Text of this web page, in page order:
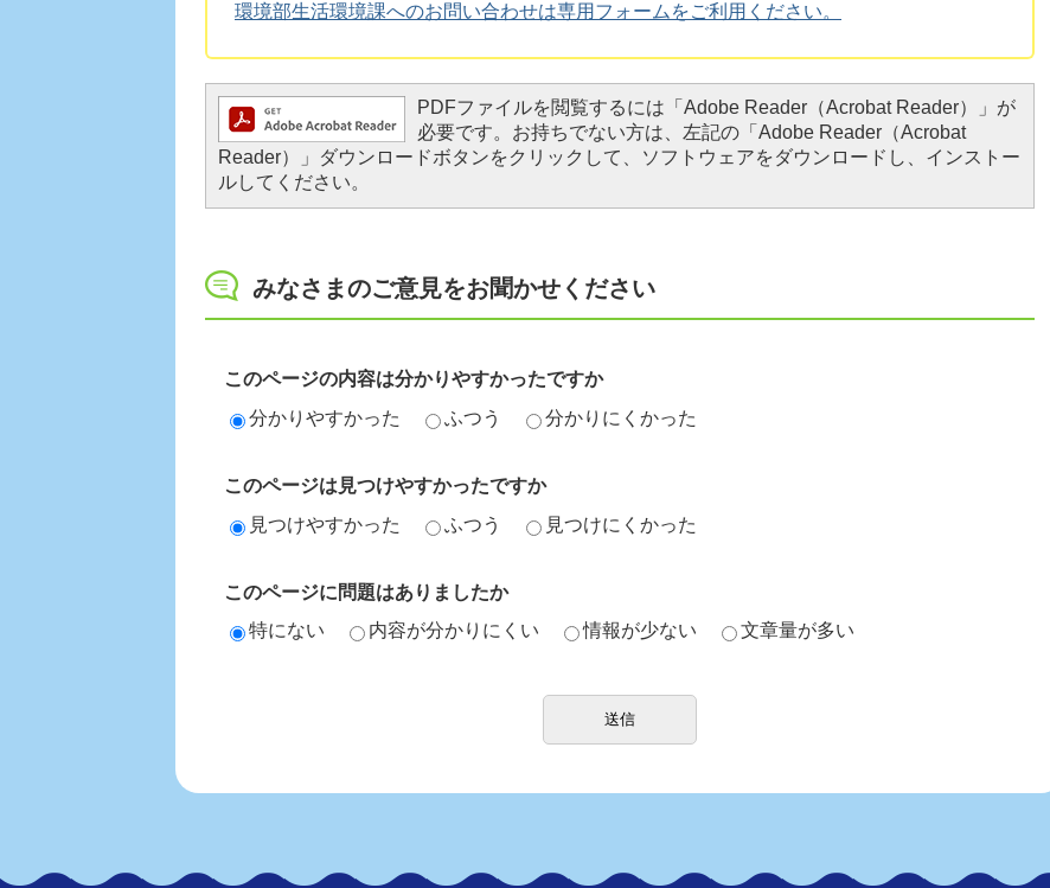
環境部生活環境課へのお問い合わせは専用フォームをご利用ください。
PDFファイルを閲覧するには「Adobe Reader（Acrobat Reader）」が
必要です。お持ちでない方は、左記の「Adobe Reader（Acrobat
Reader）」ダウンロードボタンをクリックして、ソフトウェアをダウンロードし、インストー
ルしてください。
みなさまのご意見をお聞かせください
このページの内容は分かりやすかったですか
分かりやすかった
ふつう 分かりにくかった
このページは見つけやすかったですか
見つけやすかった
ふつう 見つけにくかった
このページに問題はありましたか
特にない
内容が分かりにくい 情報が少ない 文章量が多い